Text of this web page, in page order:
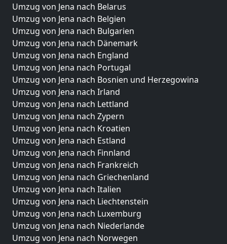
Umzug von Jena nach Belarus
Umzug von Jena nach Belgien
Umzug von Jena nach Bulgarien
Umzug von Jena nach Dänemark
Umzug von Jena nach England
Umzug von Jena nach Portugal
Umzug von Jena nach Bosnien und Herzegowina
Umzug von Jena nach Irland
Umzug von Jena nach Lettland
Umzug von Jena nach Zypern
Umzug von Jena nach Kroatien
Umzug von Jena nach Estland
Umzug von Jena nach Finnland
Umzug von Jena nach Frankreich
Umzug von Jena nach Griechenland
Umzug von Jena nach Italien
Umzug von Jena nach Liechtenstein
Umzug von Jena nach Luxemburg
Umzug von Jena nach Niederlande
Umzug von Jena nach Norwegen